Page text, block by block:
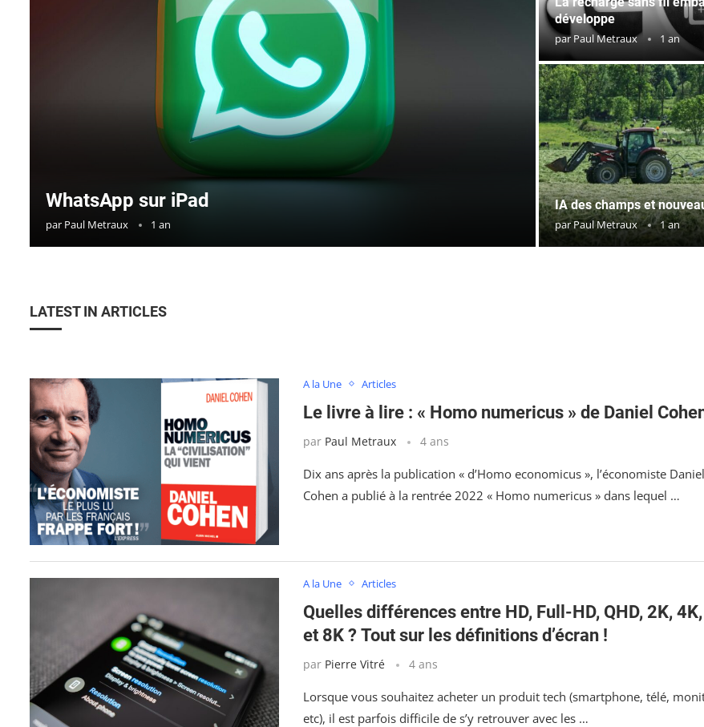
WhatsApp sur iPad
par Paul Metraux 1 an
développe
par Paul Metraux 1 an
IA des champs et
parPaul Metraux 1 an
LATEST IN ARTICLES
A la Une Articles
Le livre à lire : « Homo numericus » de Daniel
par Paul Metraux 4 ans
Dix ans après la publication « d’Homo economicus », l’économiste Daniel
Cohen a publié à la rentrée 2022 « Homo numericus » dans lequel …
A la Une Articles
Quelles différences entre HD, Full-HD, QHD, 2K,
et 8K ? Tout sur les définitions d’écran !
par Pierre Vitré 4 ans
Lorsque vous souhaitez acheter un produit tech (smartphone, télé,
etc), il est parfois difficile de s’y retrouver avec les …